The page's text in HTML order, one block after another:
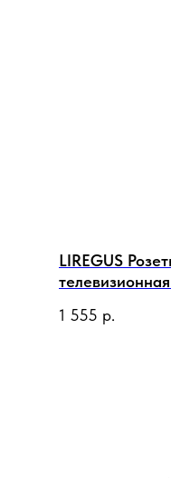
LIREGUS
1 555 р.